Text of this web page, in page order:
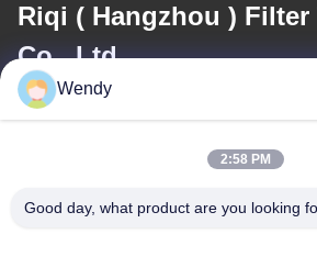
Riqi ( Hangzhou )
Co., Ltd.
ই-মেইল
wendy@hzriqi.com
Wendy
2:58 PM
Good day, what product are you looking